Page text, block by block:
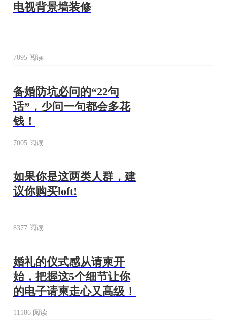
电视背景墙装修
7095 阅读
备婚防坑必问的“22句
话”，少问一句都会多花
钱！
7005 阅读
如果你是这两类人群，建
议你购买loft!
8377 阅读
婚礼的仪式感从请柬开
始，把握这5个细节让你
的电子请柬走心又高级！
11186 阅读